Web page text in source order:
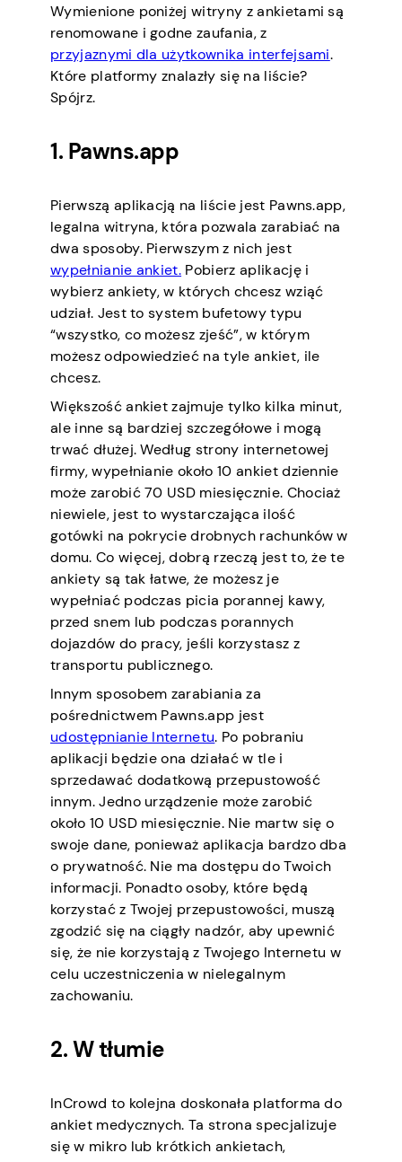
Wymienione poniżej witryny z ankietami są
renomowane i godne zaufania, z
przyjaznymi dla użytkownika interfejsami.
Które platformy znalazły się na liście?
Spójrz.
1. Pawns.app
Pierwszą aplikacją na liście jest Pawns.app,
legalna witryna, która pozwala zarabiać na
dwa sposoby. Pierwszym z nich jest
wypełnianie ankiet. Pobierz aplikację i
wybierz ankiety, w których chcesz wziąć
udział. Jest to system bufetowy typu
“wszystko, co możesz zjeść”, w którym
możesz odpowiedzieć na tyle ankiet, ile
chcesz.
Większość ankiet zajmuje tylko kilka minut,
ale inne są bardziej szczegółowe i mogą
trwać dłużej. Według strony internetowej
firmy, wypełnianie około 10 ankiet dziennie
może zarobić 70 USD miesięcznie. Chociaż
niewiele, jest to wystarczająca ilość
gotówki na pokrycie drobnych rachunków w
domu. Co więcej, dobrą rzeczą jest to, że te
ankiety są tak łatwe, że możesz je
wypełniać podczas picia porannej kawy,
przed snem lub podczas porannych
dojazdów do pracy, jeśli korzystasz z
transportu publicznego.
Innym sposobem zarabiania za
pośrednictwem Pawns.app jest
udostępnianie Internetu. Po pobraniu
aplikacji będzie ona działać w tle i
sprzedawać dodatkową przepustowość
innym. Jedno urządzenie może zarobić
około 10 USD miesięcznie. Nie martw się o
swoje dane, ponieważ aplikacja bardzo dba
o prywatność. Nie ma dostępu do Twoich
informacji. Ponadto osoby, które będą
korzystać z Twojej przepustowości, muszą
zgodzić się na ciągły nadzór, aby upewnić
się, że nie korzystają z Twojego Internetu w
celu uczestniczenia w nielegalnym
zachowaniu.
2. W tłumie
InCrowd to kolejna doskonała platforma do
ankiet medycznych. Ta strona specjalizuje
się w mikro lub krótkich ankietach,